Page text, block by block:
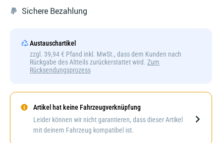
Sichere Bezahlung
Austauschartikel
zzgl. 39,94 € Pfand inkl. MwSt., dass dem Kunden nach
Rückgabe des Altteils zurückerstattet wird. Zum
Rücksendungsprozess
Darstellung kann abweichen
Artikel hat keine Fahrzeugverknüpfung
Leider können wir nicht garantieren, dass dieser Artikel
mit deinem Fahrzeug kompatibel ist.